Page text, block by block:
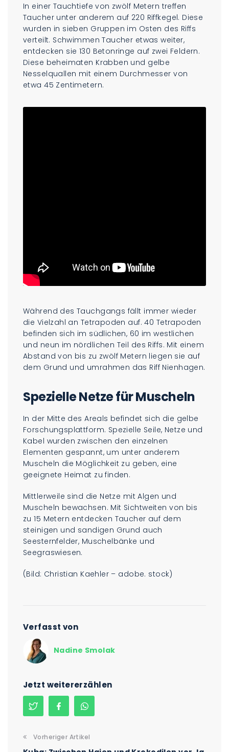
In einer Tauchtiefe von zwölf Metern treffen
Taucher unter anderem auf 220 Riffkegel. Diese
wurden in sieben Gruppen im Osten des Riffs
verteilt. Schwimmen Taucher etwas weiter,
entdecken sie 130 Betonringe auf zwei Feldern.
Diese beheimaten Krabben und gelbe
Nesselquallen mit einem Durchmesser von
etwa 45 Zentimetern.
Während des Tauchgangs fällt immer wieder
die Vielzahl an Tetrapoden auf. 40 Tetrapoden
befinden sich im südlichen, 60 im westlichen
und neun im nördlichen Teil des Riffs. Mit einem
Abstand von bis zu zwölf Metern liegen sie auf
dem Grund und umrahmen das Riff Nienhagen.
Spezielle Netze für Muscheln
In der Mitte des Areals befindet sich die gelbe
Forschungsplattform. Spezielle Seile, Netze und
Kabel wurden zwischen den einzelnen
Elementen gespannt, um unter anderem
Muscheln die Möglichkeit zu geben, eine
geeignete Heimat zu finden.
Mittlerweile sind die Netze mit Algen und
Muscheln bewachsen. Mit Sichtweiten von bis
zu 15 Metern entdecken Taucher auf dem
steinigen und sandigen Grund auch
Seesternfelder, Muschelbänke und
Seegraswiesen.
(Bild: Christian Kaehler – adobe. stock)
Verfasst von
Nadine Smolak
Jetzt weitererzählen
Vorheriger Artikel